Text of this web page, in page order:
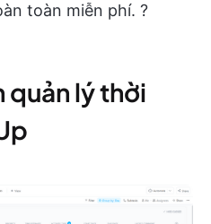
toàn miễn phí. ?
quản lý thời